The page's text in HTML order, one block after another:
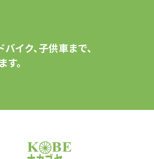
イク、子供車まで、
。
サイクルショップナカゴヤ